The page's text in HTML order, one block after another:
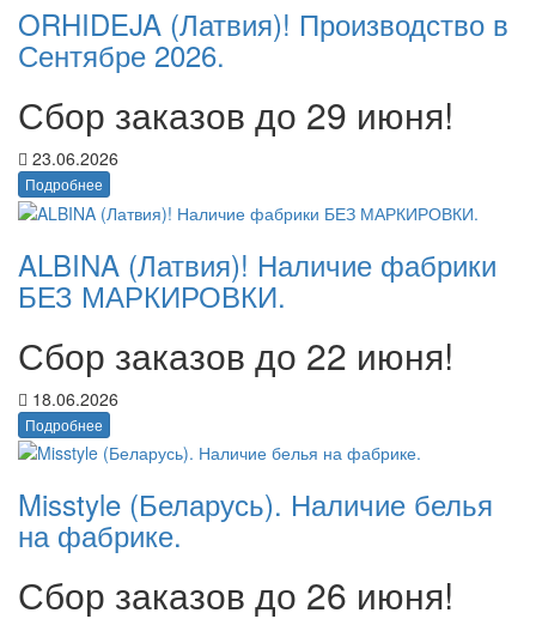
ORHIDEJA (Латвия)! Производство в
Сентябре 2026.
Сбор заказов до 29 июня!
23.06.2026
Подробнее
ALBINA (Латвия)! Наличие фабрики
БЕЗ МАРКИРОВКИ.
Сбор заказов до 22 июня!
18.06.2026
Подробнее
Misstyle (Беларусь). Наличие белья
на фабрике.
Сбор заказов до 26 июня!